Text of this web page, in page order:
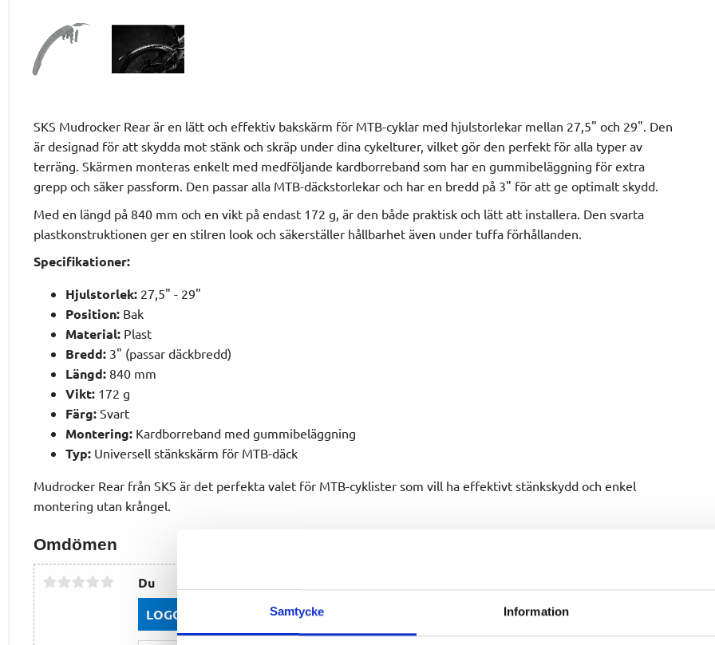
Samtycke Information
SKS Mudrocker Rear är en lätt och effektiv bakskärm för MTB-cyklar med hjulstorlekar mellan 27,5" och 29". Den
är designad för att skydda mot stänk och skräp under dina cykelturer, vilket gör den perfekt för alla typer av
terräng. Skärmen monteras enkelt med medföljande kardborreband som har en gummibeläggning för extra
grepp och säker passform. Den passar alla MTB-däckstorlekar och har en bredd på 3" för att ge optimalt skydd.
Med en längd på 840 mm och en vikt på endast 172 g, är den både praktisk och lätt att installera. Den svarta
plastkonstruktionen ger en stilren look och säkerställer hållbarhet även under tuffa förhållanden.
Specifikationer:
Hjulstorlek: 27,5" - 29"
Position: Bak
Material: Plast
Bredd: 3" (passar däckbredd)
Längd: 840 mm
Vikt: 172 g
Färg: Svart
Montering: Kardborreband med gummibeläggning
Typ: Universell stänkskärm för MTB-däck
Mudrocker Rear från SKS är det perfekta valet för MTB-cyklister som vill ha effektivt stänkskydd och enkel
montering utan krångel.
Omdömen
Du
LOGGA IN FÖR ATT GE OMDÖME